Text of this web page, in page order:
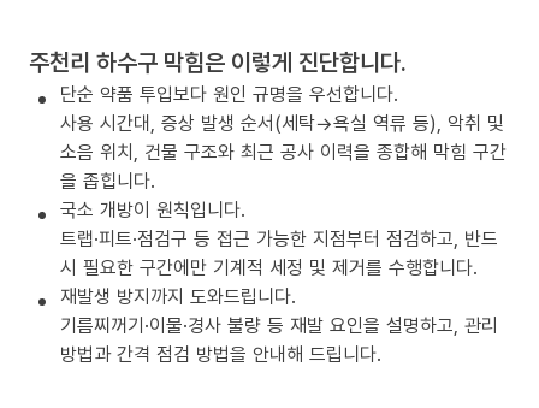
주천리 하수구 막힘은 이렇게 진단합니다.
단순 약품 투입보다 원인 규명을 우선합니다.
사용 시간대, 증상 발생 순서(세탁→욕실 역류 등), 악취 및
소음 위치, 건물 구조와 최근 공사 이력을 종합해 막힘 구간
을 좁힙니다.
국소 개방이 원칙입니다.
트랩·피트·점검구 등 접근 가능한 지점부터 점검하고, 반드
시 필요한 구간에만 기계적 세정 및 제거를 수행합니다.
재발생 방지까지 도와드립니다.
기름찌꺼기·이물·경사 불량 등 재발 요인을 설명하고, 관리
방법과 간격 점검 방법을 안내해 드립니다.